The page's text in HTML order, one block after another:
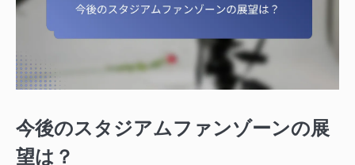
今後のスタジアムファンゾーンの展
望は？